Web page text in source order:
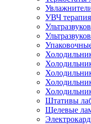
УВЧ терапия
Штативы
Щелевые